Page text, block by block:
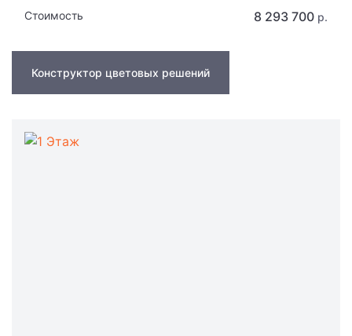
Стоимость 8 293 700 р.
Конструктор цветовых решений
1 Этаж